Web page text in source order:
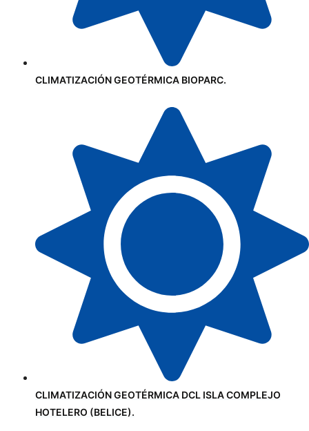
CLIMATIZACIÓN GEOTÉRMICA BIOPARC.
CLIMATIZACIÓN GEOTÉRMICA DCL ISLA COMPLEJO
HOTELERO (BELICE).